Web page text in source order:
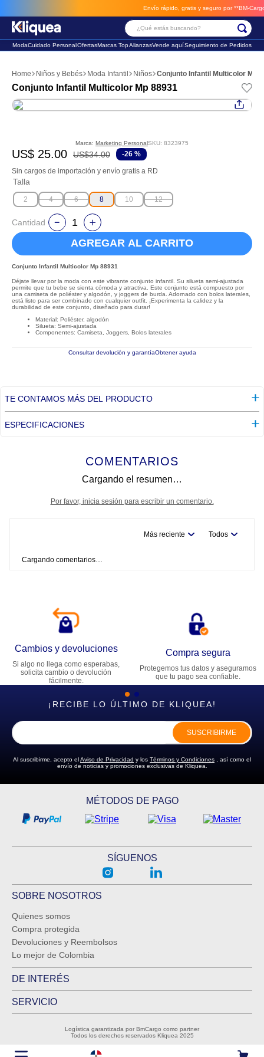
Envío rápido, gratis y seguro por **BM-Cargo**
¿Qué estás buscando?
ModaCuidado PersonalOfertasMarcas TopAlianzasVende aquíSeguimiento de Pedidos
Niños y Bebés Moda Infantil Niños Conjunto Infantil Multicolor Mp
Conjunto Infantil Multicolor Mp 88931
Marca: Marketing PersonalSKU: 8323975
US$ 25.00 US$34.00 -26 %
Sin cargos de importación y envío gratis a RD
Talla
2 4 6 8 10 12
Cantidad
AGREGAR AL CARRITO
Conjunto Infantil Multicolor Mp 88931
Déjate llevar por la moda con este vibrante conjunto infantil. Su silueta semi-ajustada
permite que tu bebe se sienta cómoda y atractiva. Este conjunto está compuesto por
una camiseta de poliéster y algodón, y joggers de burda. Adornado con bolos laterales,
está listo para ser combinado con cualquier outfit. ¡Experimenta la calidez y la
durabilidad de este conjunto, diseñado para durar!
Material: Poliéster, algodón
Silueta: Semi-ajustada
Componentes: Camiseta, Joggers, Bolos laterales
Consultar devolución y garantíaObtener ayuda
TE CONTAMOS MÁS DEL PRODUCTO
ESPECIFICACIONES
COMENTARIOS
Cargando el resumen…
Por favor, inicia sesión para escribir un comentario.
Más reciente Todos
Cargando comentarios…
Cambios y devoluciones
Si algo no llega como esperabas,
solicita cambio o devolución
fácilmente.
Compra segura
Protegemos tus datos y aseguramos
que tu pago sea confiable.
¡RECIBE LO ÚLTIMO DE KLIQUEA!
SUSCRIBIRME
Al suscribirme, acepto elAviso de Privacidad y los Términos y Condiciones , así como el
envío de noticias y promociones exclusivas de Kliquea.
MÉTODOS DE PAGO
SÍGUENOS
SOBRE NOSOTROS
Quienes somos
Compra protegida
Devoluciones y Reembolsos
Lo mejor de Colombia
DE INTERÉS
SERVICIO
Logística garantizada por BmCargo como partner
Todos los derechos reservados Kliquea 2025
2. faldas